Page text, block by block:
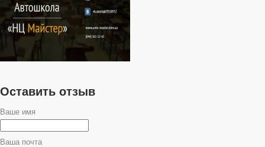
Оставить отзыв
Ваше имя
Ваша почта